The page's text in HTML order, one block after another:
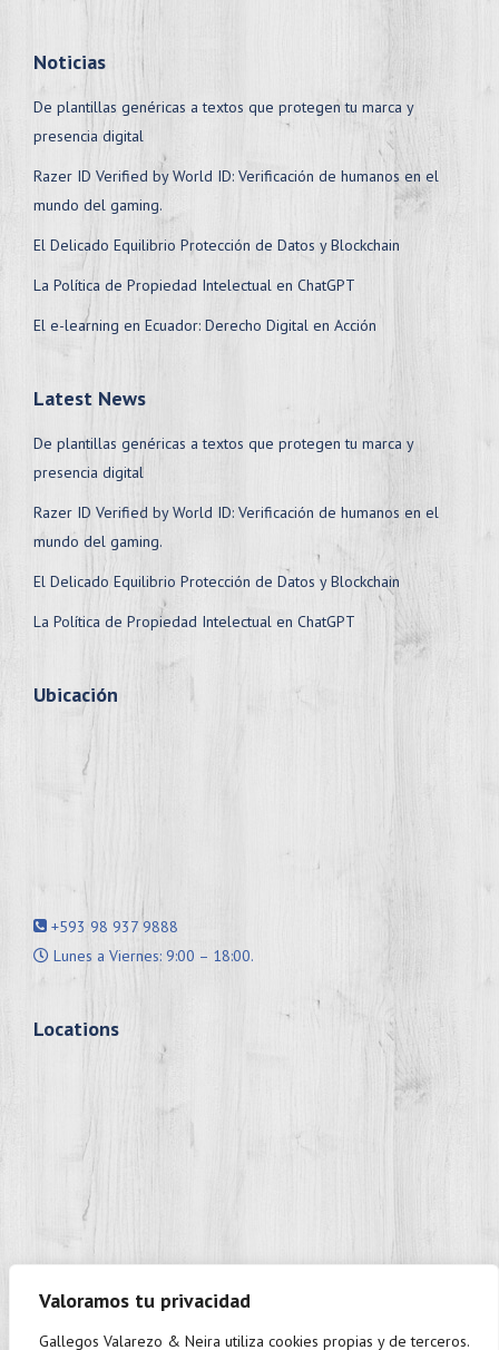
Valoramos tu privacidad
Gallegos Valarezo & Neira utiliza cookies propias y de terceros.
Noticias
De plantillas genéricas a textos que protegen tu marca y
presencia digital
Razer ID Verified by World ID: Verificación de humanos en el
mundo del gaming.
El Delicado Equilibrio Protección de Datos y Blockchain
La Política de Propiedad Intelectual en ChatGPT
El e-learning en Ecuador: Derecho Digital en Acción
Latest News
De plantillas genéricas a textos que protegen tu marca y
presencia digital
Razer ID Verified by World ID: Verificación de humanos en el
mundo del gaming.
El Delicado Equilibrio Protección de Datos y Blockchain
La Política de Propiedad Intelectual en ChatGPT
Ubicación
+593 98 937 9888
Lunes a Viernes: 9:00 – 18:00.
Locations